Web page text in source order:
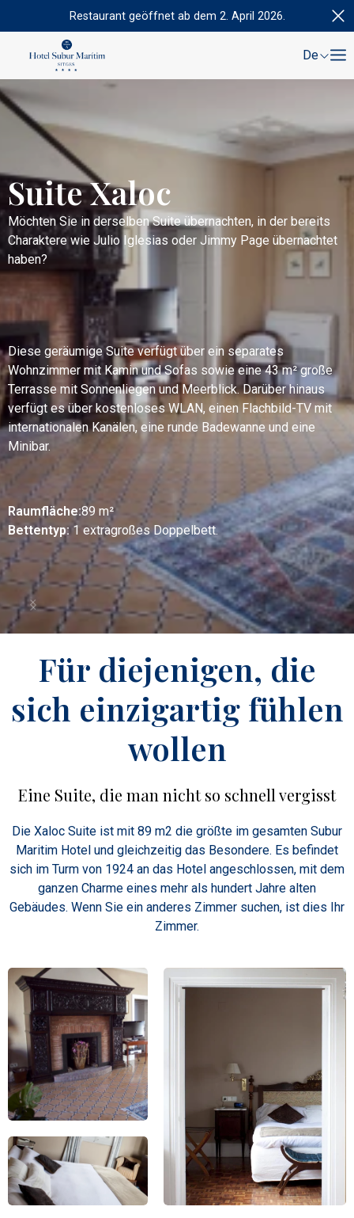
Restaurant geöffnet ab dem 2. April 2026.
De
Suite Xaloc
Möchten Sie in derselben Suite übernachten, in der bereits
Charaktere wie Julio Iglesias oder Jimmy Page übernachtet
haben?
Diese geräumige Suite verfügt über ein separates
Wohnzimmer mit Kamin und Sofas sowie eine 43 m² große
Terrasse mit Sonnenliegen und Meerblick. Darüber hinaus
verfügt es über kostenloses WLAN, einen Flachbild-TV mit
internationalen Kanälen, eine runde Badewanne und eine
Minibar.
Raumfläche:89 m²
Bettentyp:1 extragroßes Doppelbett.
Für diejenigen, die
sich einzigartig fühlen
wollen
Eine Suite, die man nicht so schnell vergisst
Die Xaloc Suite ist mit 89 m2 die größte im gesamten Subur
Maritim Hotel und gleichzeitig das Besondere. Es befindet
sich im Turm von 1924 an das Hotel angeschlossen, mit dem
ganzen Charme eines mehr als hundert Jahre alten
Gebäudes. Wenn Sie ein anderes Zimmer suchen, ist dies Ihr
Zimmer.